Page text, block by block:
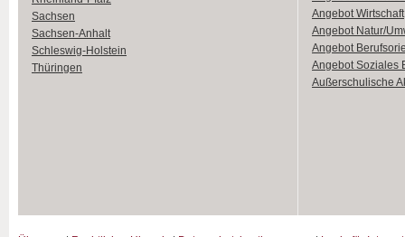
Sachsen
Sachsen-Anhalt
Schleswig-Holstein
Thüringen
Angebot Wirtschaft
Angebot Natur/
Angebot
Angebot Soziales
Außerschulische